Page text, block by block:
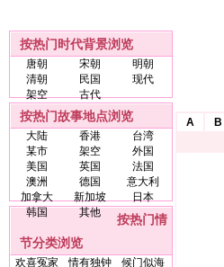
按热门时代背景浏览
唐朝 宋朝
明朝
清朝
民国
现代
架空
古代
按热门故事地点浏览
大陆 香港
台湾
某市
架空
外国
美国
英国
法国
澳洲
德国
意大利
加拿大
新加坡
日本
韩国
其他
按热门情
节分类浏览
欢喜冤家 情有独钟
候门似海
A B